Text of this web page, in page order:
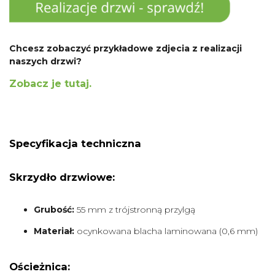
Chcesz zobaczyć przykładowe zdjecia z realizacji
naszych drzwi?
Zobacz je tutaj.
Specyfikacja techniczna
Skrzydło drzwiowe:
Grubość: 55 mm z trójstronną przylgą
Materiał: ocynkowana blacha laminowana (0,6 mm)
Ościeżnica: